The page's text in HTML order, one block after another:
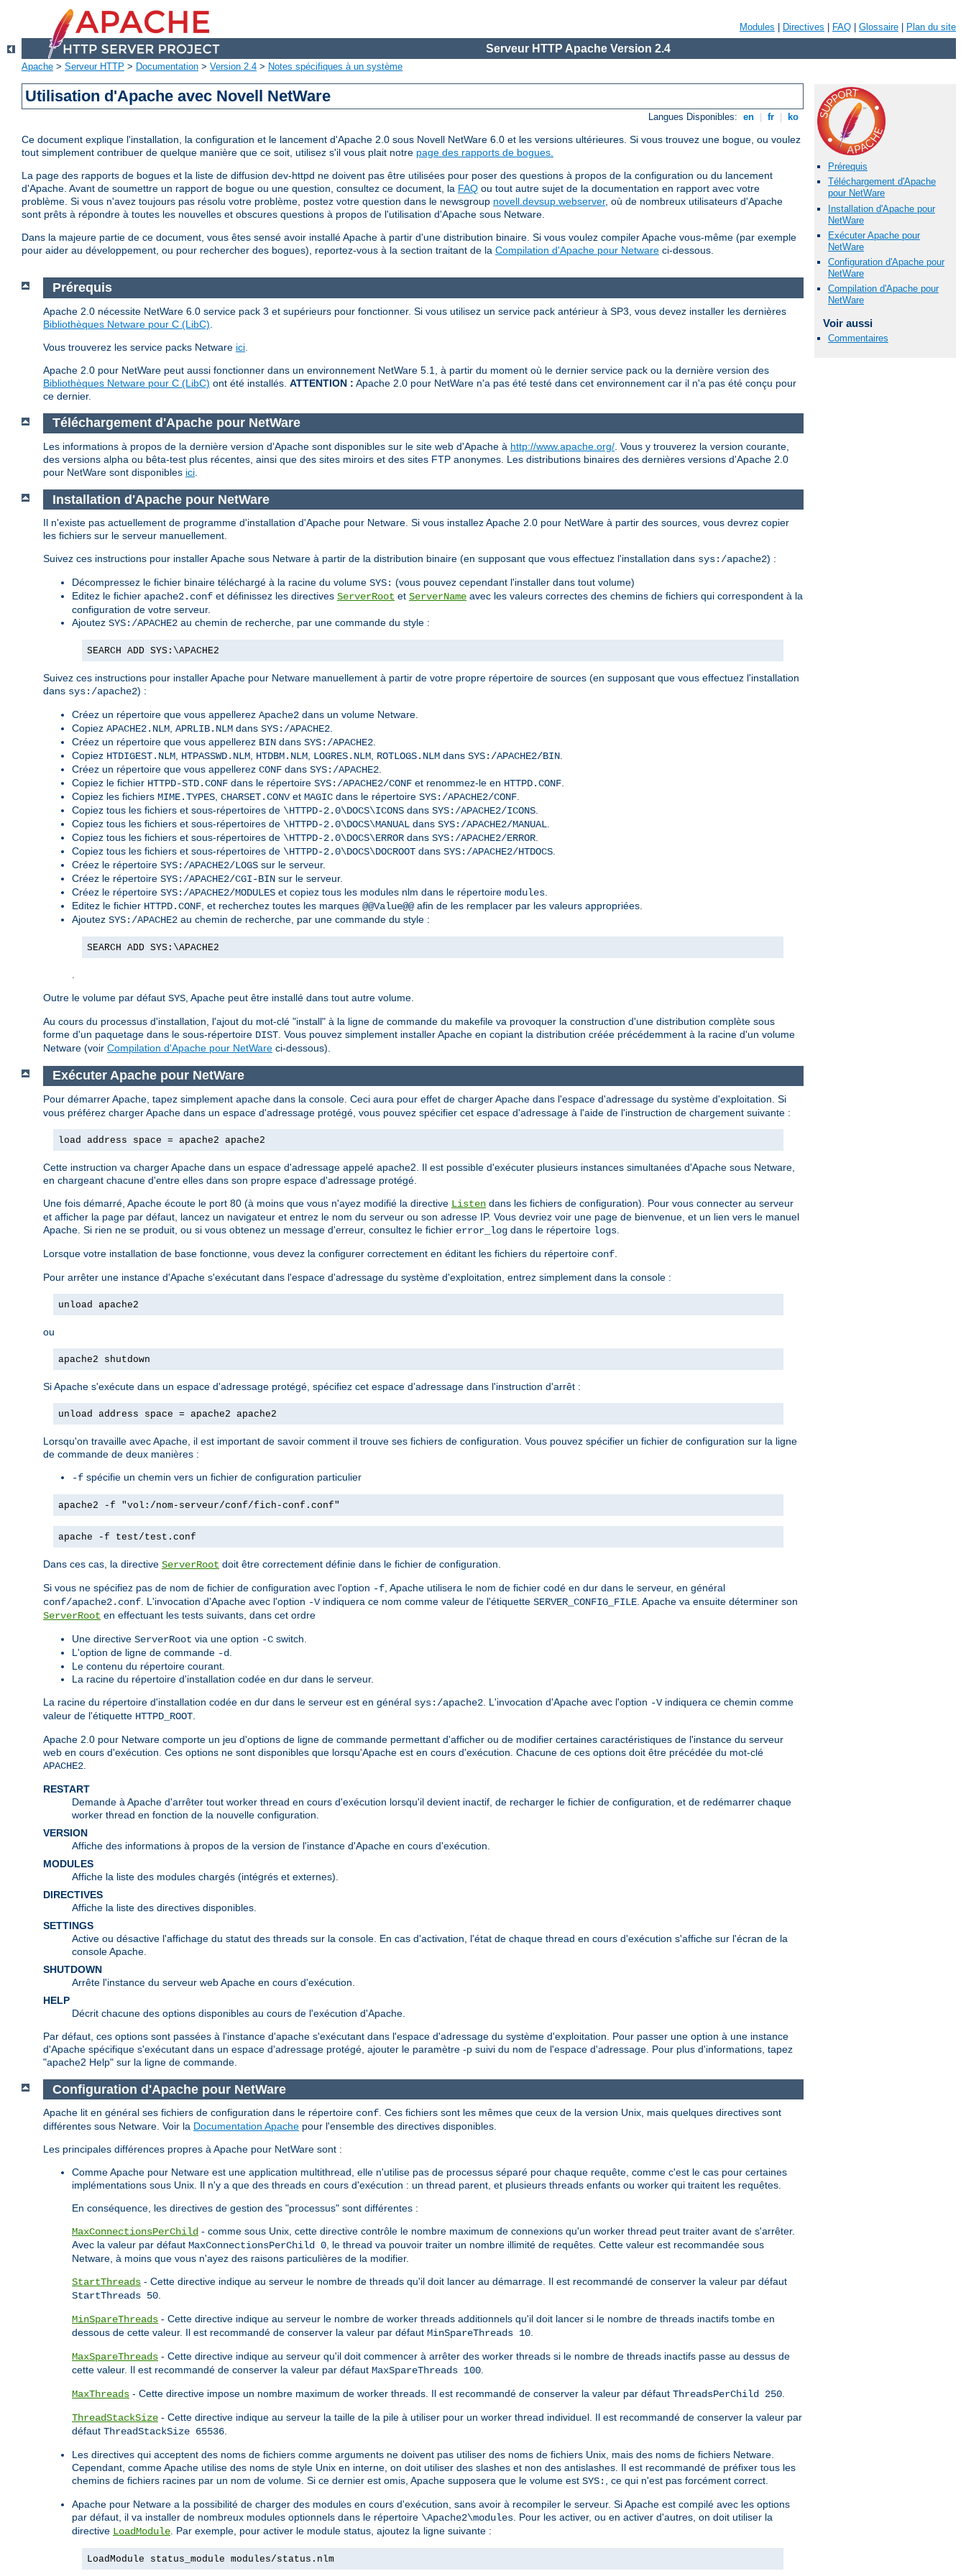
Modules Directives FAQ Glossaire Plan du site
Serveur HTTP Apache Version 2.4
Apache > Serveur HTTP > Documentation > Version 2.4 > Notes spécifiques à un système
Utilisation d'Apache avec Novell NetWare
Langues Disponibles: en fr ko
Ce document explique l'installation, la configuration et le lancement d'Apache 2.0 sous Novell NetWare 6.0 et les versions ultérieures. Si vous trouvez une bogue, ou voulez
tout simplement contribuer de quelque manière que ce soit, utilisez s'il vous plait notre page des rapports de bogues.
La page des rapports de bogues et la liste de diffusion dev-httpd ne doivent pas être utilisées pour poser des questions à propos de la configuration ou du lancement
d'Apache. Avant de soumettre un rapport de bogue ou une question, consultez ce document, la FAQ ou tout autre sujet de la documentation en rapport avec votre
problème. Si vous n'avez toujours pas résolu votre problème, postez votre question dans le newsgroup novell.devsup.webserver, où de nombreux utilisateurs d'Apache
sont prêts à répondre à toutes les nouvelles et obscures questions à propos de l'utilisation d'Apache sous Netware.
Dans la majeure partie de ce document, vous êtes sensé avoir installé Apache à partir d'une distribution binaire. Si vous voulez compiler Apache vous-même (par exemple
pour aider au développement, ou pour rechercher des bogues), reportez-vous à la section traitant de la Compilation d'Apache pour Netware ci-dessous.
Prérequis
Téléchargement d'Apache
pour NetWare
Installation d'Apache pour
NetWare
Exécuter Apache pour
NetWare
Configuration d'Apache pour
NetWare
Compilation d'Apache pour
NetWare
Voir aussi
Commentaires
Prérequis
Apache 2.0 nécessite NetWare 6.0 service pack 3 et supérieurs pour fonctionner. Si vous utilisez un service pack antérieur à SP3, vous devez installer les dernières
Bibliothèques Netware pour C (LibC)
Vous trouverez les service packs Netware ici
Apache 2.0 pour NetWare peut aussi fonctionner dans un environnement NetWare 5.1, à partir du moment où le dernier service pack ou la dernière version des
Bibliothèques Netware pour C (LibC) ont été installés. ATTENTION : Apache 2.0 pour NetWare n'a pas été testé dans cet environnement car il n'a pas été conçu pour
ce dernier.
Téléchargement d'Apache pour NetWare
Les informations à propos de la dernière version d'Apache sont disponibles sur le site web d'Apache à http://www.apache.org/ . Vous y trouverez la version courante,
des versions alpha ou bêta-test plus récentes, ainsi que des sites miroirs et des sites FTP anonymes. Les distributions binaires des dernières versions d'Apache 2.0
pour NetWare sont disponibles ici
Installation d'Apache pour NetWare
Il n'existe pas actuellement de programme d'installation d'Apache pour Netware. Si vous installez Apache 2.0 pour NetWare à partir des sources, vous devrez copier
les fichiers sur le serveur manuellement.
Suivez ces instructions pour installer Apache sous Netware à partir de la distribution binaire (en supposant que vous effectuez l'installation dans sys:/apache2) :
Décompressez le fichier binaire téléchargé à la racine du volume SYS: (vous pouvez cependant l'installer dans tout volume)
Editez le fichier apache2.conf et définissez les directives ServerRoot et ServerName avec les valeurs correctes des chemins de fichiers qui correspondent à la
configuration de votre serveur.
Ajoutez SYS:/APACHE2 au chemin de recherche, par une commande du style :
SEARCH ADD SYS:\APACHE2
Suivez ces instructions pour installer Apache pour Netware manuellement à partir de votre propre répertoire de sources (en supposant que vous effectuez l'installation
dans sys:/apache2) :
Créez un répertoire que vous appellerez Apache2 dans un volume Netware.
Copiez APACHE2.NLM, APRLIB.NLM dans SYS:/APACHE2.
Créez un répertoire que vous appellerez BIN dans SYS:/APACHE2.
Copiez HTDIGEST.NLM, HTPASSWD.NLM, HTDBM.NLM, LOGRES.NLM, ROTLOGS.NLM dans SYS:/APACHE2/BIN.
Créez un répertoire que vous appellerez CONF dans SYS:/APACHE2.
Copiez le fichier HTTPD-STD.CONF dans le répertoire SYS:/APACHE2/CONF et renommez-le en HTTPD.CONF.
Copiez les fichiers MIME.TYPES, CHARSET.CONVet MAGIC dans le répertoire SYS:/APACHE2/CONF.
Copiez tous les fichiers et sous-répertoires de \HTTPD-2.0\DOCS\ICONS dans SYS:/APACHE2/ICONS.
Copiez tous les fichiers et sous-répertoires de \HTTPD-2.0\DOCS\MANUAL dans SYS:/APACHE2/MANUAL.
Copiez tous les fichiers et sous-répertoires de \HTTPD-2.0\DOCS\ERROR dans SYS:/APACHE2/ERROR.
Copiez tous les fichiers et sous-répertoires de \HTTPD-2.0\DOCS\DOCROOT dans SYS:/APACHE2/HTDOCS.
Créez le répertoire SYS:/APACHE2/LOGS sur le serveur.
Créez le répertoire SYS:/APACHE2/CGI-BIN sur le serveur.
Créez le répertoire SYS:/APACHE2/MODULES et copiez tous les modules nlm dans le répertoire modules.
Editez le fichier HTTPD.CONF, et recherchez toutes les marques @@Value@@afin de les remplacer par les valeurs appropriées.
Ajoutez SYS:/APACHE2 au chemin de recherche, par une commande du style :
SEARCH ADD SYS:\APACHE2
.
Outre le volume par défaut SYS, Apache peut être installé dans tout autre volume.
Au cours du processus d'installation, l'ajout du mot-clé "install" à la ligne de commande du makefile va provoquer la construction d'une distribution complète sous
forme d'un paquetage dans le sous-répertoire DIST. Vous pouvez simplement installer Apache en copiant la distribution créée précédemment à la racine d'un volume
Netware (voir Compilation d'Apache pour NetWare ci-dessous).
Exécuter Apache pour NetWare
Pour démarrer Apache, tapez simplement apache dans la console. Ceci aura pour effet de charger Apache dans l'espace d'adressage du système d'exploitation. Si
vous préférez charger Apache dans un espace d'adressage protégé, vous pouvez spécifier cet espace d'adressage à l'aide de l'instruction de chargement suivante :
load address space = apache2 apache2
Cette instruction va charger Apache dans un espace d'adressage appelé apache2. Il est possible d'exécuter plusieurs instances simultanées d'Apache sous Netware,
en chargeant chacune d'entre elles dans son propre espace d'adressage protégé.
Une fois démarré, Apache écoute le port 80 (à moins que vous n'ayez modifié la directive Listen dans les fichiers de configuration). Pour vous connecter au serveur
et afficher la page par défaut, lancez un navigateur et entrez le nom du serveur ou son adresse IP. Vous devriez voir une page de bienvenue, et un lien vers le manuel
Apache. Si rien ne se produit, ou si vous obtenez un message d'erreur, consultez le fichier error_log dans le répertoire logs
Lorsque votre installation de base fonctionne, vous devez la configurer correctement en éditant les fichiers du répertoire conf
Pour arrêter une instance d'Apache s'exécutant dans l'espace d'adressage du système d'exploitation, entrez simplement dans la console :
unload apache2
ou
apache2 shutdown
Si Apache s'exécute dans un espace d'adressage protégé, spécifiez cet espace d'adressage dans l'instruction d'arrêt :
unload address space = apache2 apache2
Lorsqu'on travaille avec Apache, il est important de savoir comment il trouve ses fichiers de configuration. Vous pouvez spécifier un fichier de configuration sur la ligne
de commande de deux manières :
-f spécifie un chemin vers un fichier de configuration particulier
apache2 -f "vol:/nom-serveur/conf/fich-conf.conf"
apache -f test/test.conf
Dans ces cas, la directive ServerRoot doit être correctement définie dans le fichier de configuration.
Si vous ne spécifiez pas de nom de fichier de configuration avec l'option -f , Apache utilisera le nom de fichier codé en dur dans le serveur, en général
conf/apache2.conf . L'invocation d'Apache avec l'option -Vindiquera ce nom comme valeur de l'étiquette SERVER_CONFIG_FILE . Apache va ensuite déterminer son
ServerRoot en effectuant les tests suivants, dans cet ordre
Une directive ServerRoot via une option -C switch.
L'option de ligne de commande -d
Le contenu du répertoire courant.
La racine du répertoire d'installation codée en dur dans le serveur.
La racine du répertoire d'installation codée en dur dans le serveur est en général sys:/apache2 . L'invocation d'Apache avec l'option -Vindiquera ce chemin comme
valeur de l'étiquette HTTPD_ROOT
Apache 2.0 pour Netware comporte un jeu d'options de ligne de commande permettant d'afficher ou de modifier certaines caractéristiques de l'instance du serveur
web en cours d'exécution. Ces options ne sont disponibles que lorsqu'Apache est en cours d'exécution. Chacune de ces options doit être précédée du mot-clé
APACHE2
RESTART
Demande à Apache d'arrêter tout worker thread en cours d'exécution lorsqu'il devient inactif, de recharger le fichier de configuration, et de redémarrer chaque
worker thread en fonction de la nouvelle configuration.
VERSION
Affiche des informations à propos de la version de l'instance d'Apache en cours d'exécution.
MODULES
Affiche la liste des modules chargés (intégrés et externes).
DIRECTIVES
Affiche la liste des directives disponibles.
SETTINGS
Active ou désactive l'affichage du statut des threads sur la console. En cas d'activation, l'état de chaque thread en cours d'exécution s'affiche sur l'écran de la
console Apache.
SHUTDOWN
Arrête l'instance du serveur web Apache en cours d'exécution.
HELP
Décrit chacune des options disponibles au cours de l'exécution d'Apache.
Par défaut, ces options sont passées à l'instance d'apache s'exécutant dans l'espace d'adressage du système d'exploitation. Pour passer une option à une instance
d'Apache spécifique s'exécutant dans un espace d'adressage protégé, ajouter le paramètre -p suivi du nom de l'espace d'adressage. Pour plus d'informations, tapez
"apache2 Help" sur la ligne de commande.
Configuration d'Apache pour NetWare
Apache lit en général ses fichiers de configuration dans le répertoire conf. Ces fichiers sont les mêmes que ceux de la version Unix, mais quelques directives sont
différentes sous Netware. Voir la Documentation Apache pour l'ensemble des directives disponibles.
Les principales différences propres à Apache pour NetWare sont :
Comme Apache pour Netware est une application multithread, elle n'utilise pas de processus séparé pour chaque requête, comme c'est le cas pour certaines
implémentations sous Unix. Il n'y a que des threads en cours d'exécution : un thread parent, et plusieurs threads enfants ou worker qui traitent les requêtes.
En conséquence, les directives de gestion des "processus" sont différentes :
MaxConnectionsPerChild - comme sous Unix, cette directive contrôle le nombre maximum de connexions qu'un worker thread peut traiter avant de s'arrêter.
Avec la valeur par défaut MaxConnectionsPerChild 0, le thread va pouvoir traiter un nombre illimité de requêtes. Cette valeur est recommandée sous
Netware, à moins que vous n'ayez des raisons particulières de la modifier.
StartThreads - Cette directive indique au serveur le nombre de threads qu'il doit lancer au démarrage. Il est recommandé de conserver la valeur par défaut
StartThreads 50.
MinSpareThreads - Cette directive indique au serveur le nombre de worker threads additionnels qu'il doit lancer si le nombre de threads inactifs tombe en
dessous de cette valeur. Il est recommandé de conserver la valeur par défaut MinSpareThreads 10.
MaxSpareThreads - Cette directive indique au serveur qu'il doit commencer à arrêter des worker threads si le nombre de threads inactifs passe au dessus de
cette valeur. Il est recommandé de conserver la valeur par défaut MaxSpareThreads 100.
MaxThreads - Cette directive impose un nombre maximum de worker threads. Il est recommandé de conserver la valeur par défaut ThreadsPerChild 250.
ThreadStackSize - Cette directive indique au serveur la taille de la pile à utiliser pour un worker thread individuel. Il est recommandé de conserver la valeur par
défaut ThreadStackSize 65536.
Les directives qui acceptent des noms de fichiers comme arguments ne doivent pas utiliser des noms de fichiers Unix, mais des noms de fichiers Netware.
Cependant, comme Apache utilise des noms de style Unix en interne, on doit utiliser des slashes et non des antislashes. Il est recommandé de préfixer tous les
chemins de fichiers racines par un nom de volume. Si ce dernier est omis, Apache supposera que le volume est SYS: , ce qui n'est pas forcément correct.
Apache pour Netware a la possibilité de charger des modules en cours d'exécution, sans avoir à recompiler le serveur. Si Apache est compilé avec les options
par défaut, il va installer de nombreux modules optionnels dans le répertoire \Apache2\modules. Pour les activer, ou en activer d'autres, on doit utiliser la
directive LoadModule. Par exemple, pour activer le module status, ajoutez la ligne suivante :
LoadModule status_module modules/status.nlm